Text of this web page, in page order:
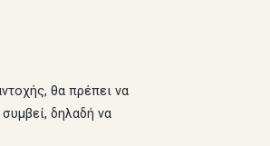
θα πρέπει να
δηλαδή να